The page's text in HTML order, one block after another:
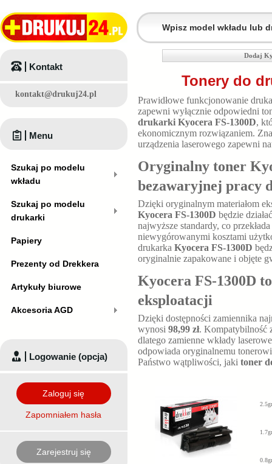
Dodaj
Tonery do
Prawidłowe funkcjonowanie
zapewni wyłącznie odpowiedni
drukarki Kyocera FS-1300D,
ekonomicznym rozwiązaniem.
urządzenia laserowego zapewni
Oryginalny toner
bezawaryjnej pracy
Dzięki oryginalnym materiałom
Kyocera FS-1300D będzie
najwyższe standardy, co
niewygórowanymi kosztami
drukarka Kyocera FS-1300D
oryginalnie zapakowane i objęte
Kyocera FS-1300D
eksploatacji
Dzięki dostępności zamiennika
wynosi 98,99 zł. Kompatybilność
dlatego zamienne wkłady
odpowiada oryginalnemu
Państwo wątpliwości, jaki toner
2.5gr
1.7gr
0.8gr
Kontakt
kontakt@drukuj24.pl
Menu
Szukaj po modelu
wkładu
Szukaj po modelu
drukarki
Papiery
Prezenty od Drekkera
Artykuły biurowe
Akcesoria AGD
Logowanie (opcja)
Zaloguj się
Zapomniałem hasła
Zarejestruj się